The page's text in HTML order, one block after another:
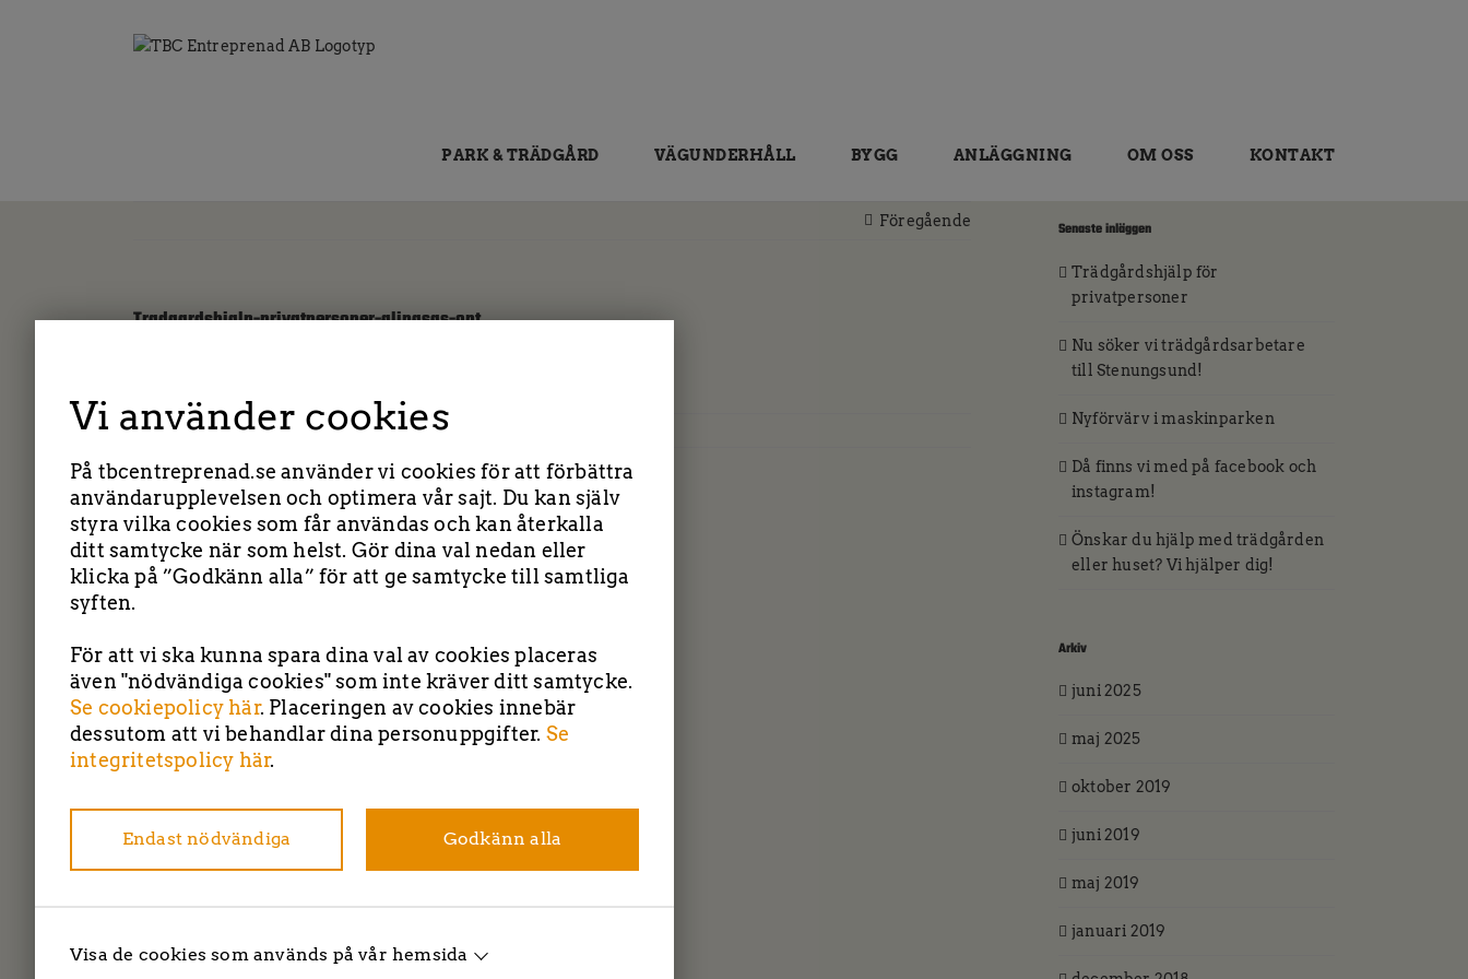
PARK & TRÄDGÅRD VÄGUNDERHÅLL BYGG ANLÄGGNING OM OSS KONTAKT
Föregående
Tradgardshjalp-privatpersoner-alingsas-opt
Av administrator | 17 juni, 2025 |
Senaste inläggen
Trädgårdshjälp för
privatpersoner
Nu söker vi trädgårdsarbetare
till Stenungsund!
Nyförvärv i maskinparken
Då finns vi med på facebook och
instagram!
Önskar du hjälp med trädgården
eller huset? Vi hjälper dig!
Arkiv
juni 2025
maj 2025
oktober 2019
juni 2019
maj 2019
januari 2019
TBC entreprenad | Tockebackavägen 18F, 44139 Alingsås | Saltängsvägen 2, 444 31 Stenungsund
Tel: 0303-22 55 40
Vi använder cookies
På tbcentreprenad.se använder vi cookies för att förbättra
användarupplevelsen och optimera vår sajt. Du kan själv
styra vilka cookies som får användas och kan återkalla
ditt samtycke när som helst. Gör dina val nedan eller
klicka på ”Godkänn alla” för att ge samtycke till samtliga
syften.
För att vi ska kunna spara dina val av cookies placeras
även "nödvändiga cookies" som inte kräver ditt samtycke.
Se cookiepolicy här. Placeringen av cookies innebär
dessutom att vi behandlar dina personuppgifter. Se
integritetspolicy här.
Godkänn alla
Endast nödvändiga
Visa de cookies som används på vår hemsida